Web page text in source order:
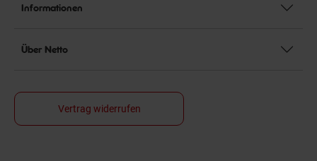
Informationen
Über Netto
Vertrag widerrufen